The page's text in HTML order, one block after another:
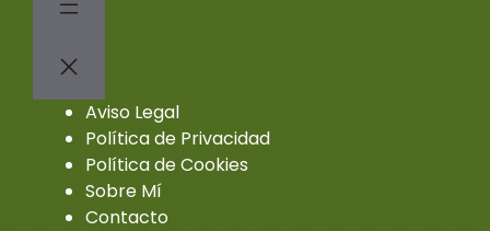
Aviso Legal
Política de Privacidad
Política de Cookies
Sobre Mí
Contacto